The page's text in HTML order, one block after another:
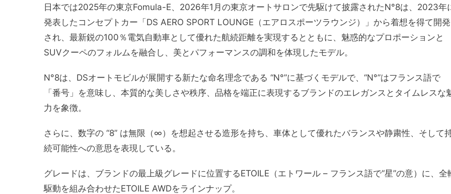
日本では2025年の東京Fomula-E、2026年1月の東京オートサロンで先駆けて披露されたN°8は、2023年
発表したコンセプトカー「DS AERO SPORT LOUNGE（エアロスポーツラウンジ）」から着想を得て開発
され、最新鋭の100％電気自動車として優れた航続距離を実現するとともに、魅惑的なプロポーションと
SUVクーペのフォルムを融合し、美とパフォーマンスの調和を体現したモデル。
N°8は、DSオートモビルが展開する新たな命名理念である “N°”に基づくモデルで、“N°”はフランス語で
「番号」を意味し、本質的な美しさや秩序、品格を端正に表現するブランドのエレガンスとタイムレスな
力を象徴。
さらに、数字の “8” は無限（∞）を想起させる造形を持ち、車体として優れたバランスや静粛性、そして
続可能性への意思を表現している。
グレードは、ブランドの最上級グレードに位置するETOILE（エトワール – フランス語で“星”の意）に、全
駆動を組み合わせたETOILE AWDをラインナップ。